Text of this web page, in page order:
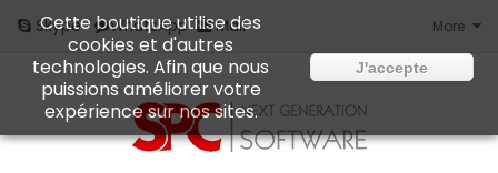
Skype WhatsApp Mail More
Cette boutique utilise des
cookies et d'autres
technologies. Afin que nous
puissions améliorer votre
expérience sur nos sites.
J'accepte